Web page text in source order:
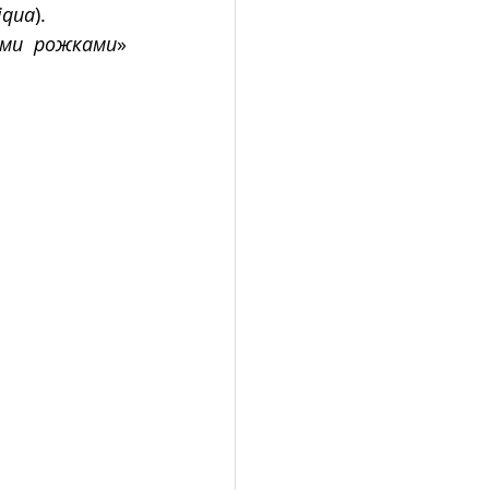
).
рожками»